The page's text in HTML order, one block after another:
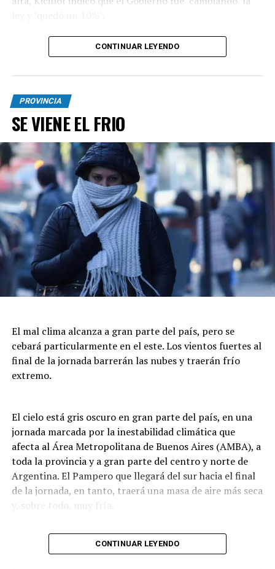
"Es un Gobierno que no escucha y quiere anotarse
triunfos. Hay que defender la soberanía, no pueden
"No venimos a tener ningún protagonismo, es un día de
fe, la idea no es partidizar, vengo a acompañar a un
pueblo que está sufriendo”.
CONTINUAR LEYENDO
PROVINCIA
SE VIENE EL FRIO
El mal clima alcanza a gran parte del país, pero se
cebará particularmente en el este. Los vientos fuertes al
final de la jornada barrerán las nubes y traerán frío
extremo.
El cielo está gris oscuro en gran parte del país, en una
jornada marcada por la inestabilidad climática que
afecta al Área Metropolitana de Buenos Aires (AMBA), a
toda la provincia y a gran parte del centro y norte de
Argentina. El Pampero que llegará del sur hacia el final
de la jornada, en tanto, traerá una masa de aire más seca
y, sobre todo, muy fría.
El Servicio Meteorológico Nacional (SMN) emitió este
CONTINUAR LEYENDO